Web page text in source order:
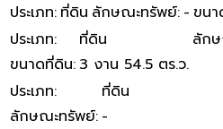
ประเภท: ที่ดิน ลักษณะทรัพย์: - ขน
ประเภท: ที่ดิน ลัก
ขนาดที่ดิน: 3 งาน 54.5 ตร.ว.
ประเภท:
ที่ดิน
ลักษณะทรัพย์: -